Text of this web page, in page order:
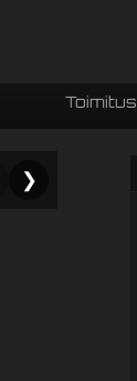
Toimitus
❯